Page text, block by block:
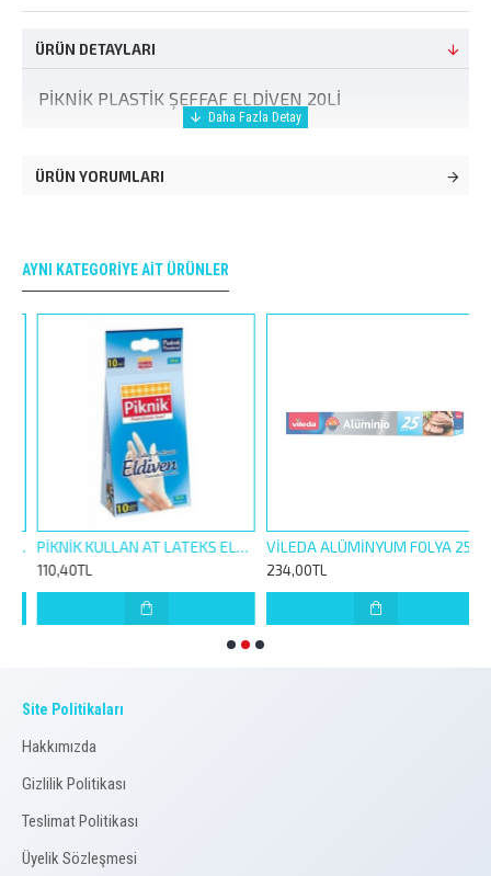
ÜRÜN DETAYLARI
PİKNİK PLASTİK ŞEFFAF ELDİVEN 20Lİ
ÜRÜN YORUMLARI
AYNI KATEGORIYE AIT ÜRÜNLER
PİKNİK KULLAN AT LATEKS ELDİVEN 10 LU PUDRALI
110,40TL
VİLEDA ALÜMİNYUM FOLYA 25M
234,00TL
Site Politikaları
Hakkımızda
Gizlilik Politikası
Teslimat Politikası
Üyelik Sözleşmesi